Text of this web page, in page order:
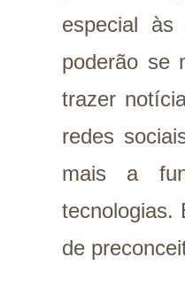
especial às
poderão se
trazer
redes
mais a
tecnologias.
de